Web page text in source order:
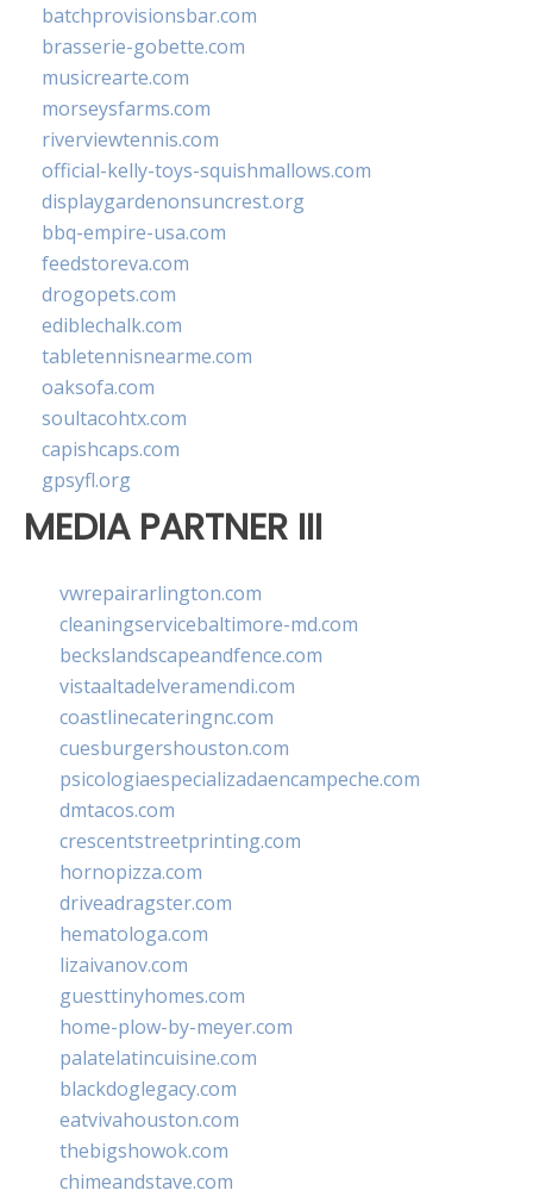
batchprovisionsbar.com
brasserie-gobette.com
musicrearte.com
morseysfarms.com
riverviewtennis.com
official-kelly-toys-squishmallows.com
displaygardenonsuncrest.org
bbq-empire-usa.com
feedstoreva.com
drogopets.com
ediblechalk.com
tabletennisnearme.com
oaksofa.com
soultacohtx.com
capishcaps.com
gpsyfl.org
MEDIA PARTNER III
vwrepairarlington.com
cleaningservicebaltimore-md.com
beckslandscapeandfence.com
vistaaltadelveramendi.com
coastlinecateringnc.com
cuesburgershouston.com
psicologiaespecializadaencampeche.com
dmtacos.com
crescentstreetprinting.com
hornopizza.com
driveadragster.com
hematologa.com
lizaivanov.com
guesttinyhomes.com
home-plow-by-meyer.com
palatelatincuisine.com
blackdoglegacy.com
eatvivahouston.com
thebigshowok.com
chimeandstave.com